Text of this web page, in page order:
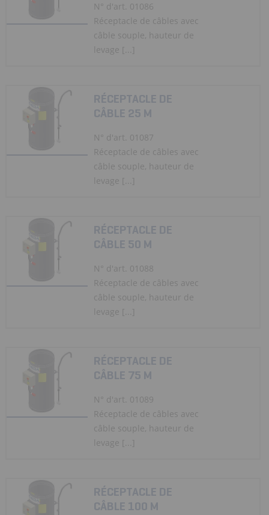
N° d'art. 01086
Réceptacle de câbles avec
câble souple, hauteur de
levage [...]
RÉCEPTACLE DE
CÂBLE 25 M
N° d'art. 01087
Réceptacle de câbles avec
câble souple, hauteur de
levage [...]
RÉCEPTACLE DE
CÂBLE 50 M
N° d'art. 01088
Réceptacle de câbles avec
câble souple, hauteur de
levage [...]
RÉCEPTACLE DE
CÂBLE 75 M
N° d'art. 01089
Réceptacle de câbles avec
câble souple, hauteur de
levage [...]
RÉCEPTACLE DE
CÂBLE 100 M